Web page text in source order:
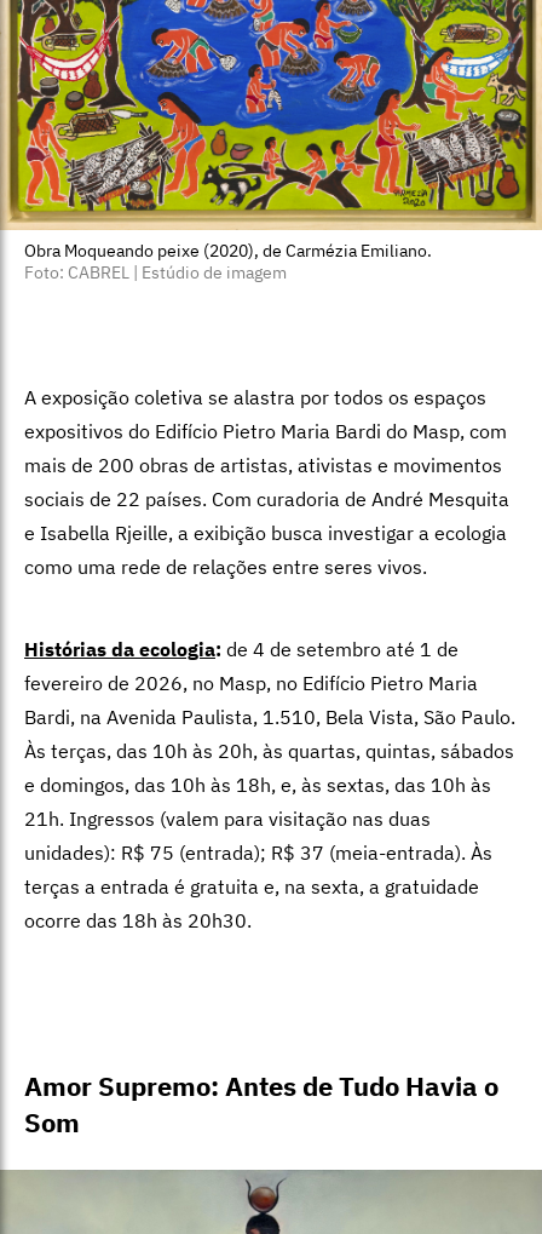
Obra Moqueando peixe (2020), de Carmézia Emiliano.
Foto: CABREL | Estúdio de imagem
A exposição coletiva se alastra por todos os espaços
expositivos do Edifício Pietro Maria Bardi do Masp, com
mais de 200 obras de artistas, ativistas e movimentos
sociais de 22 países. Com curadoria de André Mesquita
e Isabella Rjeille, a exibição busca investigar a ecologia
como uma rede de relações entre seres vivos.
Histórias da ecologia: de 4 de setembro até 1 de
fevereiro de 2026, no Masp, no Edifício Pietro Maria
Bardi, na Avenida Paulista, 1.510, Bela Vista, São Paulo.
Às terças, das 10h às 20h, às quartas, quintas, sábados
e domingos, das 10h às 18h, e, às sextas, das 10h às
21h. Ingressos (valem para visitação nas duas
unidades): R$ 75 (entrada); R$ 37 (meia-entrada). Às
terças a entrada é gratuita e, na sexta, a gratuidade
ocorre das 18h às 20h30.
Amor Supremo: Antes de Tudo Havia o
Som